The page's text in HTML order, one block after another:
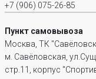
+7 (906) 075-26-85
Пункт самовывоза
Москва, ТК
м. Савёловская,
стр.11, корпус